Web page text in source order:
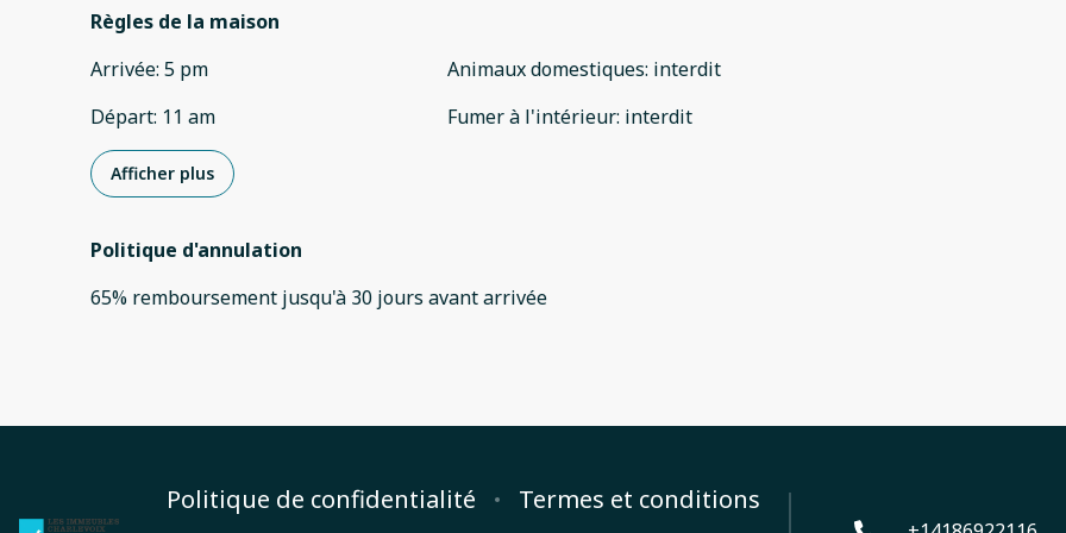
Règles de la maison
Arrivée: 5 pm
Départ: 11 am
Animaux domestiques: interdit
Fumer à l'intérieur: interdit
Afficher plus
Politique d'annulation
65% remboursement jusqu'à 30 jours avantarrivée
Politique de confidentialité Termes et conditions